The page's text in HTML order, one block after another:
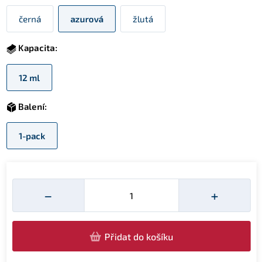
černá azurová žlutá
Kapacita:
12 ml
Balení:
1-pack
−
Množství
+
Přidat do košíku